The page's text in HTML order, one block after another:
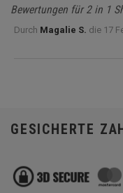
Bewertungen für 2 in 1
Durch Magalie S. die 17
GESICHERTE